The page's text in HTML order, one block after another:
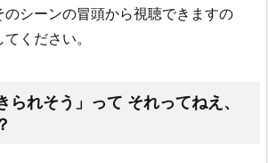
シーンの冒頭から視聴できますの
ください。
られそう」って それってねえ、